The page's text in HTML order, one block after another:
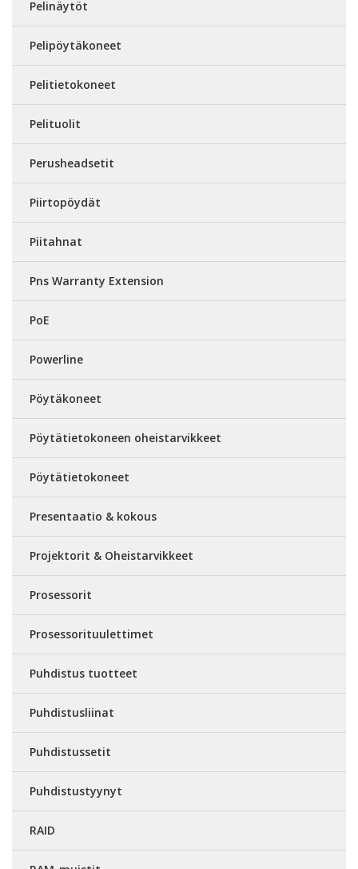
Pelinäytöt
Pelipöytäkoneet
Pelitietokoneet
Pelituolit
Perusheadsetit
Piirtopöydät
Piitahnat
Pns Warranty Extension
PoE
Powerline
Pöytäkoneet
Pöytätietokoneen oheistarvikkeet
Pöytätietokoneet
Presentaatio & kokous
Projektorit & Oheistarvikkeet
Prosessorit
Prosessorituulettimet
Puhdistus tuotteet
Puhdistusliinat
Puhdistussetit
Puhdistustyynyt
RAID